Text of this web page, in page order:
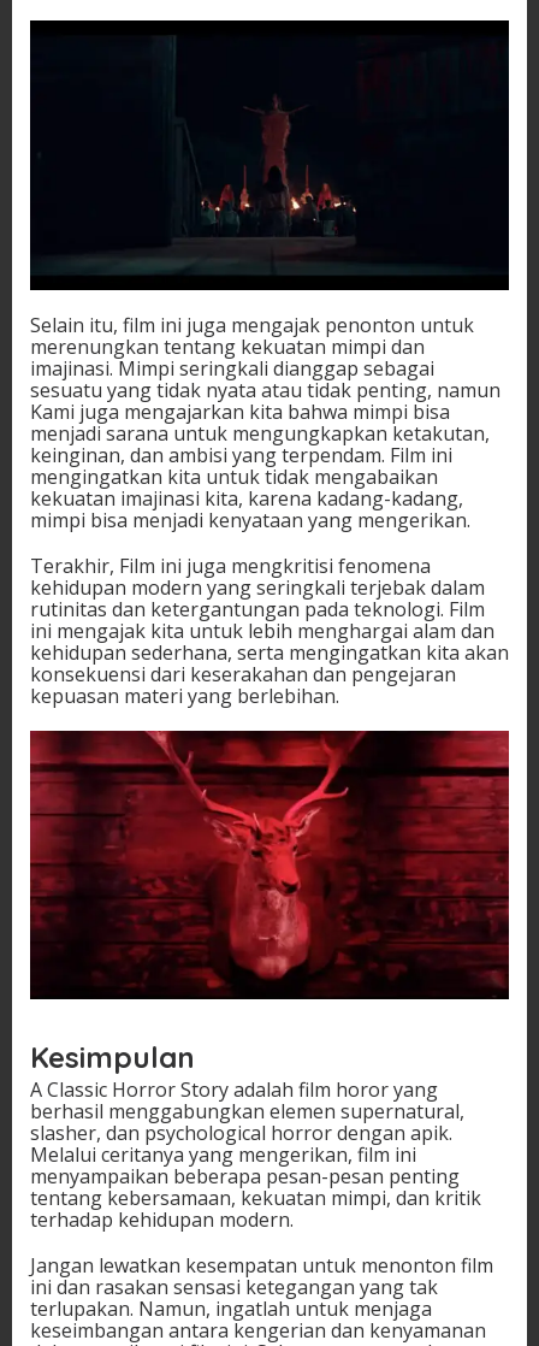
Selain itu, film ini juga mengajak penonton untuk
merenungkan tentang kekuatan mimpi dan
imajinasi. Mimpi seringkali dianggap sebagai
sesuatu yang tidak nyata atau tidak penting, namun
Kami juga mengajarkan kita bahwa mimpi bisa
menjadi sarana untuk mengungkapkan ketakutan,
keinginan, dan ambisi yang terpendam. Film ini
mengingatkan kita untuk tidak mengabaikan
kekuatan imajinasi kita, karena kadang-kadang,
mimpi bisa menjadi kenyataan yang mengerikan.
Terakhir, Film ini juga mengkritisi fenomena
kehidupan modern yang seringkali terjebak dalam
rutinitas dan ketergantungan pada teknologi. Film
ini mengajak kita untuk lebih menghargai alam dan
kehidupan sederhana, serta mengingatkan kita akan
konsekuensi dari keserakahan dan pengejaran
kepuasan materi yang berlebihan.
Kesimpulan
A Classic Horror Story adalah film horor yang
berhasil menggabungkan elemen supernatural,
slasher, dan psychological horror dengan apik.
Melalui ceritanya yang mengerikan, film ini
menyampaikan beberapa pesan-pesan penting
tentang kebersamaan, kekuatan mimpi, dan kritik
terhadap kehidupan modern.
Jangan lewatkan kesempatan untuk menonton film
ini dan rasakan sensasi ketegangan yang tak
terlupakan. Namun, ingatlah untuk menjaga
keseimbangan antara kengerian dan kenyamanan